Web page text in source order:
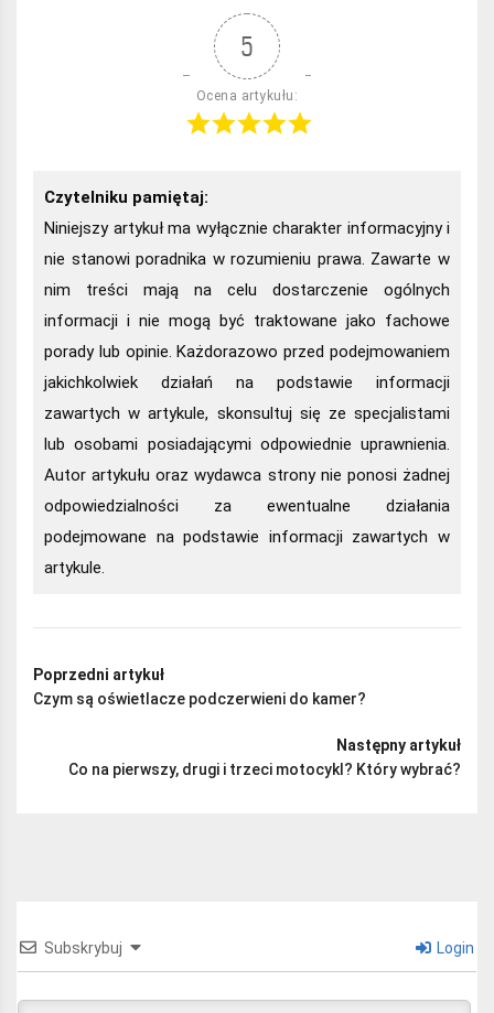
5
Ocena artykułu:
Czytelniku pamiętaj:
Niniejszy artykuł ma wyłącznie charakter informacyjny i
nie stanowi poradnika w rozumieniu prawa. Zawarte w
nim treści mają na celu dostarczenie ogólnych
informacji i nie mogą być traktowane jako fachowe
porady lub opinie. Każdorazowo przed podejmowaniem
jakichkolwiek działań na podstawie informacji
zawartych w artykule, skonsultuj się ze specjalistami
lub osobami posiadającymi odpowiednie uprawnienia.
Autor artykułu oraz wydawca strony nie ponosi żadnej
odpowiedzialności za ewentualne działania
podejmowane na podstawie informacji zawartych w
artykule.
Poprzedni artykuł
Czym są oświetlacze podczerwieni do kamer?
Następny artykuł
Co na pierwszy, drugi i trzeci motocykl? Który wybrać?
Subskrybuj Login